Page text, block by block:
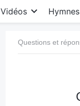
Vidéos Hymnes
Questions et